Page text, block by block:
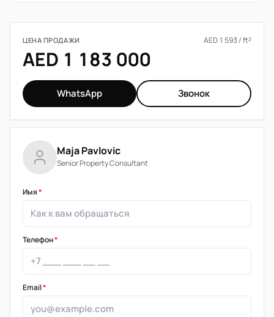
ЦЕНА ПРОДАЖИ AED 1 593 / ft²
AED 1 183 000
WhatsApp Звонок
Maja Pavlovic
Senior Property Consultant
Имя*
Телефон*
Email*